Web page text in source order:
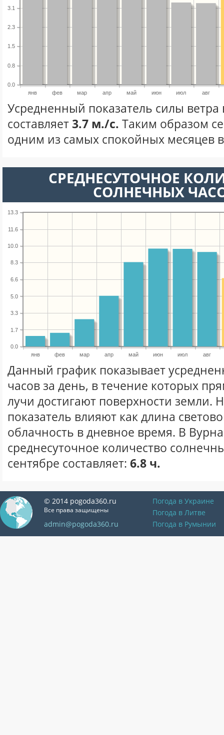
янв фев мар апр май июн июл авг
0.0
0.8
1.5
2.3
3.1
Усредненный показатель силы ветра
составляет3.7 м./с. Таким образом
одним из самых спокойных месяцев
СРЕДНЕСУТОЧНОЕ
СОЛНЕЧНЫХ
янв фев мар апр май июн июл авг
0.0
1.7
3.3
5.0
6.6
8.3
10.0
11.6
13.3
Данный график показывает
часов за день, в течение которых
лучи достигают поверхности земли.
показатель влияют как длина
облачность в дневное время. В
среднесуточное количество
сентябре составляет: 6.8 ч.
© 2014 pogoda360.ru
Все права защищены
admin@pogoda360.ru
Погода в Украине
Погода в Литве
Погода в Румынии